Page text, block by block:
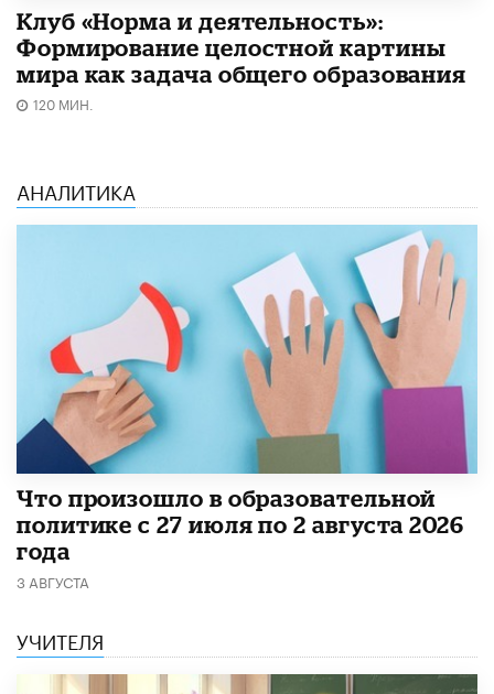
Клуб «Норма и деятельность»:
Формирование целостной картины
мира как задача общего образования
120 МИН.
АНАЛИТИКА
​Что произошло в образовательной
политике с 27 июля по 2 августа 2026
года
3 АВГУСТА
УЧИТЕЛЯ